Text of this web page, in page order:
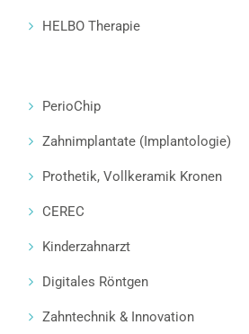
HELBO Therapie
PerioChip
Zahnimplantate (Implantologie)
Prothetik, Vollkeramik Kronen
CEREC
Kinderzahnarzt
Digitales Röntgen
Zahntechnik & Innovation